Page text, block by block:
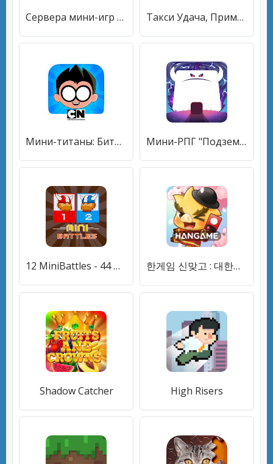
Сервера мини-игр на Minecraft Pocket Edition Такси Удача, Приморский край
Мини-титаны: Битвы фигурок Мини-РПГ "Подземелье"
12 MiniBattles - 44 мини-игр для 2 игроков 한게임 신맞고 : 대한민국 원조 고스톱
Shadow Catcher High Risers